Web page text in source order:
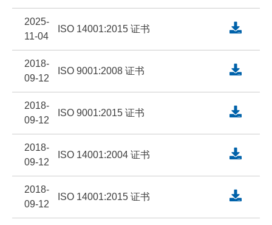
2025-
11-04
ISO 14001:2015 证书
2018-
09-12
ISO 9001:2008 证书
2018-
09-12
ISO 9001:2015 证书
2018-
09-12
ISO 14001:2004 证书
2018-
09-12
ISO 14001:2015 证书